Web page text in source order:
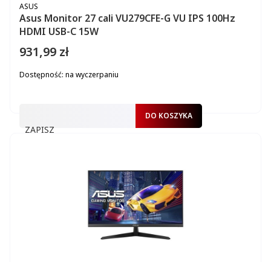
Asus Monitor 27 cali VU279CFE-G VU IPS 100Hz
HDMI USB-C 15W
PRODUCENT
ASUS
Cena
931,99 zł
Dostępność: na wyczerpaniu
ZAPISZ
DO KOSZYKA